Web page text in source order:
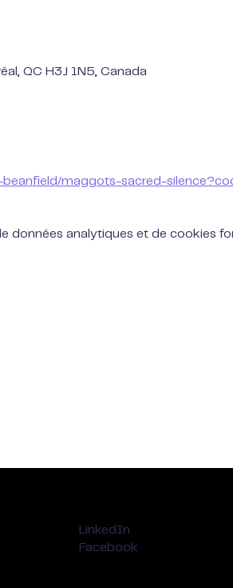
QC H3J 1N5, Canada
maggots-sacred-
données analytiques et de cookies
LinkedIn
Facebook